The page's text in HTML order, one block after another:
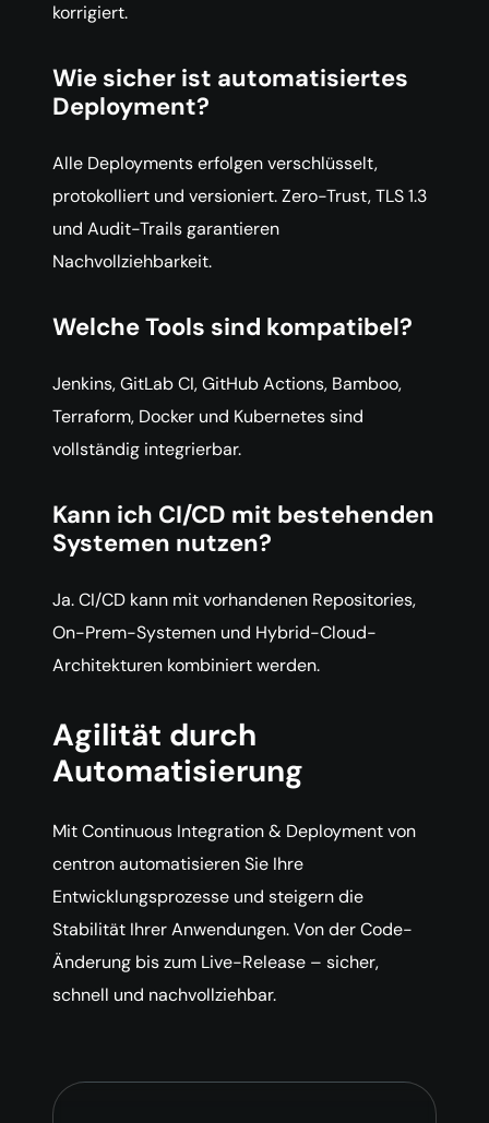
korrigiert.
Wie sicher ist automatisiertes
Deployment?
Alle Deployments erfolgen verschlüsselt,
protokolliert und versioniert. Zero-Trust, TLS 1.3
und Audit-Trails garantieren
Nachvollziehbarkeit.
Welche Tools sind kompatibel?
Jenkins, GitLab CI, GitHub Actions, Bamboo,
Terraform, Docker und Kubernetes sind
vollständig integrierbar.
Kann ich CI/CD mit bestehenden
Systemen nutzen?
Ja. CI/CD kann mit vorhandenen Repositories,
On-Prem-Systemen und Hybrid-Cloud-
Architekturen kombiniert werden.
Agilität durch
Automatisierung
Mit Continuous Integration & Deployment von
centron automatisieren Sie Ihre
Entwicklungsprozesse und steigern die
Stabilität Ihrer Anwendungen. Von der Code-
Änderung bis zum Live-Release – sicher,
schnell und nachvollziehbar.